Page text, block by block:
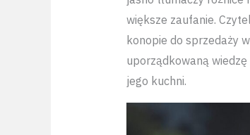
większe zaufanie.
konopie do sprzedaży
uporządkowaną
jego kuchni.